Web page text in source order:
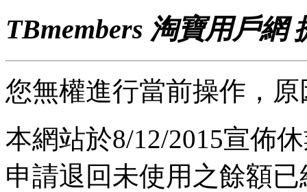
TBmembers 淘寶用戶網
您無權進行當前操作，
本網站於8/12/2015宣佈
申請退回未使用之餘額